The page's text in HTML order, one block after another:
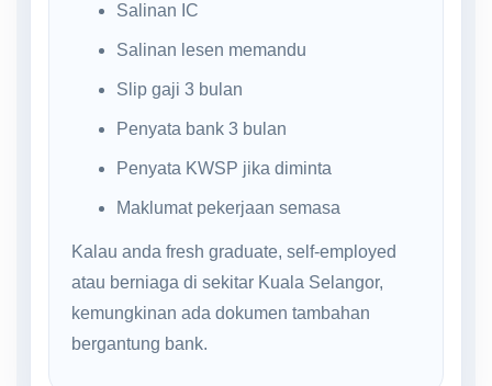
Salinan IC
Salinan lesen memandu
Slip gaji 3 bulan
Penyata bank 3 bulan
Penyata KWSP jika diminta
Maklumat pekerjaan semasa
Kalau anda fresh graduate, self-employed
atau berniaga di sekitar Kuala Selangor,
kemungkinan ada dokumen tambahan
bergantung bank.